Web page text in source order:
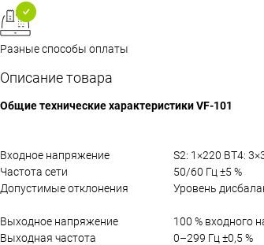
Разные способы оплаты
Описание товара
Общие технические характеристики VF-101
Входное напряжение
S2: 1×220 ВT4:
Частота сети
50/60 Гц ±5 %
Допустимые отклонения
Уровень
Выходное напряжение
100 % входного
Выходная частота
0–299 Гц ±0,5 %